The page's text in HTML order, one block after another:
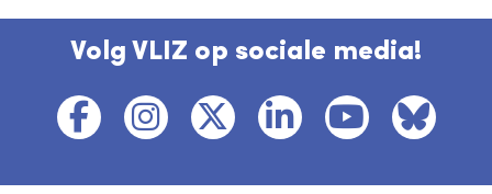
Volg VLIZ op sociale media!